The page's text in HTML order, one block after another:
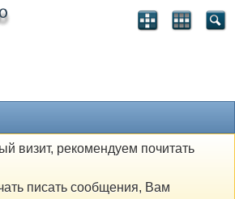
визит, рекомендуем почитать
писать сообщения, Вам